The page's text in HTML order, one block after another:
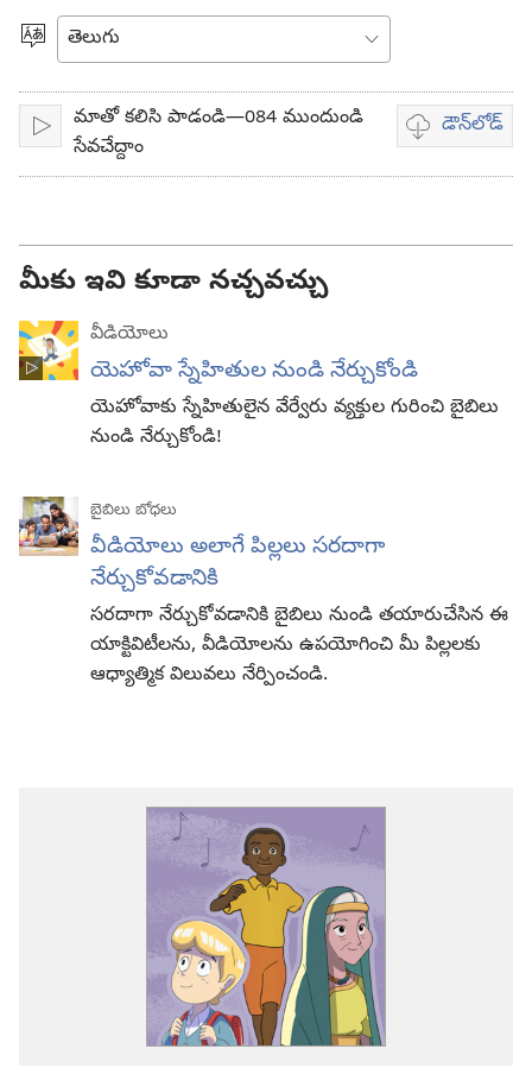
ప్లే
చేయి
భాష
ఎంచుకోండి
ప్లే
మాతో కలిసి పాడండి—084 ముందుండి
సేవచేద్దాం
డౌన్‌లోడ్‌
వీడియో
డౌన్‌లోడ్‌
మీకు ఇవి కూడా నచ్చవచ్చు
వీడియోలు
యెహోవా స్నేహితుల నుండి నేర్చుకోండి
యెహోవాకు స్నేహితులైన వేర్వేరు వ్యక్తుల గురించి బైబిలు
నుండి నేర్చుకోండి!
బైబిలు బోధలు
వీడియోలు అలాగే పిల్లలు సరదాగా
నేర్చుకోవడానికి
సరదాగా నేర్చుకోవడానికి బైబిలు నుండి తయారుచేసిన ఈ
యాక్టివిటీలను, వీడియోలను ఉపయోగించి మీ పిల్లలకు
ఆధ్యాత్మిక విలువలు నేర్పించండి.